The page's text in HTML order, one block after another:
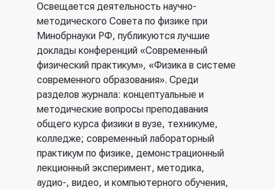
Освещается деятельность научно-
методического Совета по физике при
Минобрнауки РФ, публикуются лучшие
доклады конференций «Современный
физический практикум», «Физика в системе
современного образования». Среди
разделов журнала: концептуальные и
методические вопросы преподавания
общего курса физики в вузе, техникуме,
колледже; современный лабораторный
практикум по физике, демонстрационный
лекционный эксперимент, методика,
аудио-, видео, и компьютерного обучения,